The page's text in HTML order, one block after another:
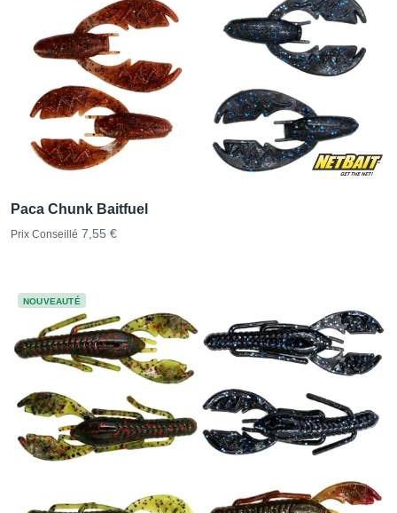
Paca Chunk Baitfuel
Prix Conseillé 7,55 €
NOUVEAUTÉ